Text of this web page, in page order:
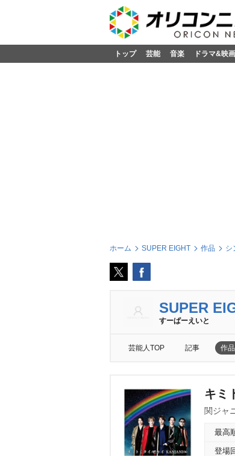
トップ 芸能 音楽 ドラマ&映画
ホーム SUPER EIGHT 作品 シ
SUPER
すーぱーえいと
芸能人TOP 記事 作品
キミ
関ジャ
最高
登場